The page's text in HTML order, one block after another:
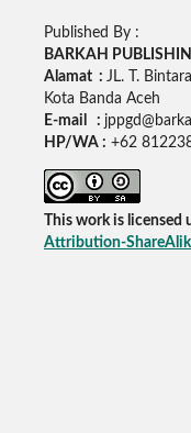
Published By :
BARKAH
Alamat : JL. T.
Kota Banda Aceh
E-mail :
HP/WA : +62
This work is licensed
Attribution-